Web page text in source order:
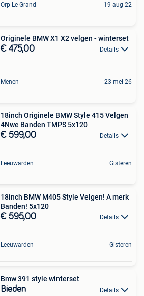
Orp-Le-Grand 19 aug 22
Originele BMW X1 X2 velgen - winterset
€ 475,00 Details
Menen 23 mei 26
18inch Originele BMW Style 415 Velgen
4Nwe Banden TMPS 5x120
€ 599,00 Details
Leeuwarden Gisteren
18inch BMW M405 Style Velgen! A merk
Banden! 5x120
€ 595,00 Details
Leeuwarden Gisteren
Bmw 391 style winterset
Bieden Details